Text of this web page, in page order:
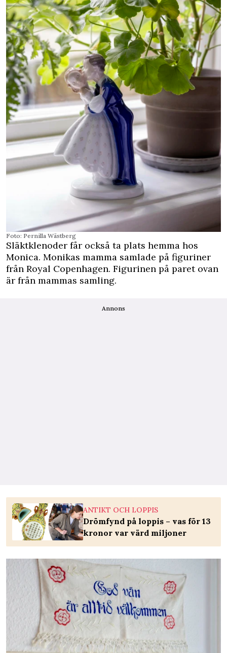
Foto: Pernilla Wästberg
Släktklenoder får också ta plats hemma hos
Monica. Monikas mamma samlade på figuriner
från Royal Copenhagen. Figurinen på paret ovan
är från mammas samling.
Annons
ANTIKT OCH LOPPIS
Drömfynd på loppis – vas för 13
kronor var värd miljoner